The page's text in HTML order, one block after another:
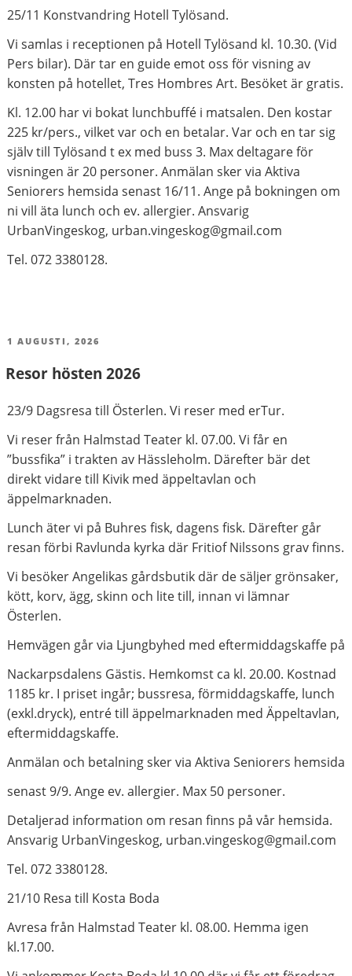
25/11 Konstvandring Hotell Tylösand.
Vi samlas i receptionen på Hotell Tylösand kl. 10.30. (Vid
Pers bilar). Där tar en guide emot oss för visning av
konsten på hotellet, Tres Hombres Art. Besöket är gratis.
Kl. 12.00 har vi bokat lunchbuffé i matsalen. Den kostar
225 kr/pers., vilket var och en betalar. Var och en tar sig
själv till Tylösand t ex med buss 3. Max deltagare för
visningen är 20 personer. Anmälan sker via Aktiva
Seniorers hemsida senast 16/11. Ange på bokningen om
ni vill äta lunch och ev. allergier. Ansvarig
UrbanVingeskog, urban.vingeskog@gmail.com
Tel. 072 3380128.
PUBLICERAT
1 AUGUSTI, 2026
Resor hösten 2026
23/9 Dagsresa till Österlen. Vi reser med erTur.
Vi reser från Halmstad Teater kl. 07.00. Vi får en
”bussfika” i trakten av Hässleholm. Därefter bär det
direkt vidare till Kivik med äppeltavlan och
äppelmarknaden.
Lunch äter vi på Buhres fisk, dagens fisk. Därefter går
resan förbi Ravlunda kyrka där Fritiof Nilssons grav finns.
Vi besöker Angelikas gårdsbutik där de säljer grönsaker,
kött, korv, ägg, skinn och lite till, innan vi lämnar
Österlen.
Hemvägen går via Ljungbyhed med eftermiddagskaffe på
Nackarpsdalens Gästis. Hemkomst ca kl. 20.00. Kostnad
1185 kr. I priset ingår; bussresa, förmiddagskaffe, lunch
(exkl.dryck), entré till äppelmarknaden med Äppeltavlan,
eftermiddagskaffe.
Anmälan och betalning sker via Aktiva Seniorers hemsida
senast 9/9. Ange ev. allergier. Max 50 personer.
Detaljerad information om resan finns på vår hemsida.
Ansvarig UrbanVingeskog, urban.vingeskog@gmail.com
Tel. 072 3380128.
21/10 Resa till Kosta Boda
Avresa från Halmstad Teater kl. 08.00. Hemma igen
kl.17.00.